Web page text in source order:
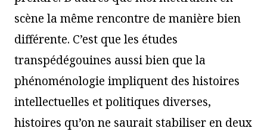
scène la même rencontre de manière bien
différente. C’est que les études
transpédégouines aussi bien que la
phénoménologie impliquent des histoires
intellectuelles et politiques diverses,
histoires qu’on ne saurait stabiliser en deux